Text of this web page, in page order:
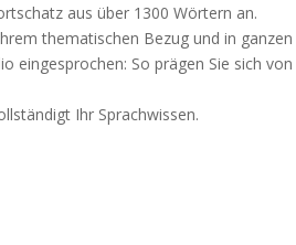
aus über 1300 Wörtern an.
thematischen Bezug und in ganzen
So prägen Sie sich
Ihr Sprachwissen.